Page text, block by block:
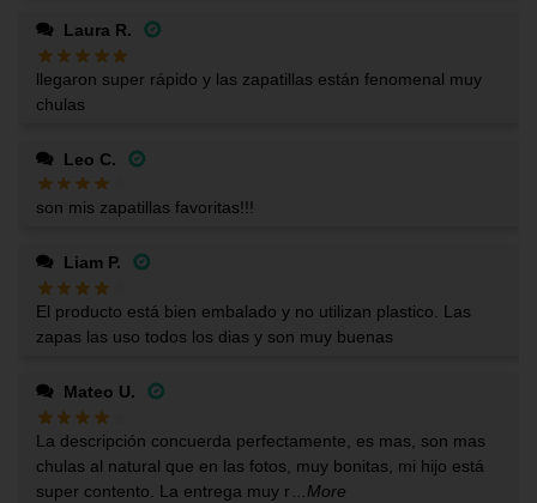
Laura R.
llegaron super rápido y las zapatillas están fenomenal muy
chulas
Leo C.
son mis zapatillas favoritas!!!
Liam P.
El producto está bien embalado y no utilizan plastico. Las
zapas las uso todos los dias y son muy buenas
Mateo U.
La descripción concuerda perfectamente, es mas, son mas
chulas al natural que en las fotos, muy bonitas, mi hijo está
super contento. La entrega muy r
...More